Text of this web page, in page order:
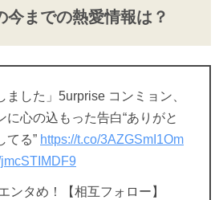
今までの熱愛情報は？
ました」5urprise コンミョン、
に心の込もった告白“ありがと
てる” https://t.co/3AZGSmI1Om
タめ！【相互フォロー】